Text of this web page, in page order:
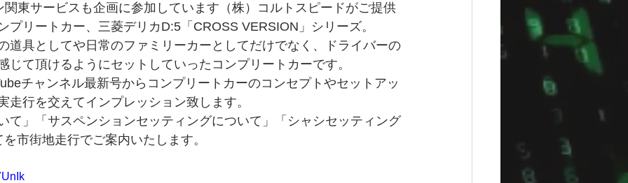
東サービスも企画に参加しています（株）コルトスピードがご提供
プリートカー、三菱デリカD:5「CROSS VERSION」シリーズ。
道具としてや日常のファミリーカーとしてだけでなく、ドライバーの
じて頂けるようにセットしていったコンプリートカーです。
チャンネル最新号からコンプリートカーのコンセプトやセットアッ
走行を交えてインプレッション致します。
て」「サスペンションセッティングについて」「シャシセッティング
市街地走行でご案内いたします。